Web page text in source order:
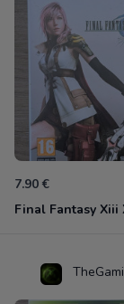
7.90 €
Final Fantasy Xiii